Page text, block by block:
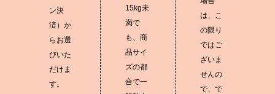
ン決
済）か
らお選
びいた
だけま
す。
15kg未
満で
も、商
品サイ
ズの都
合で一
は、こ
の限り
ではご
ざいま
せんの
で、で